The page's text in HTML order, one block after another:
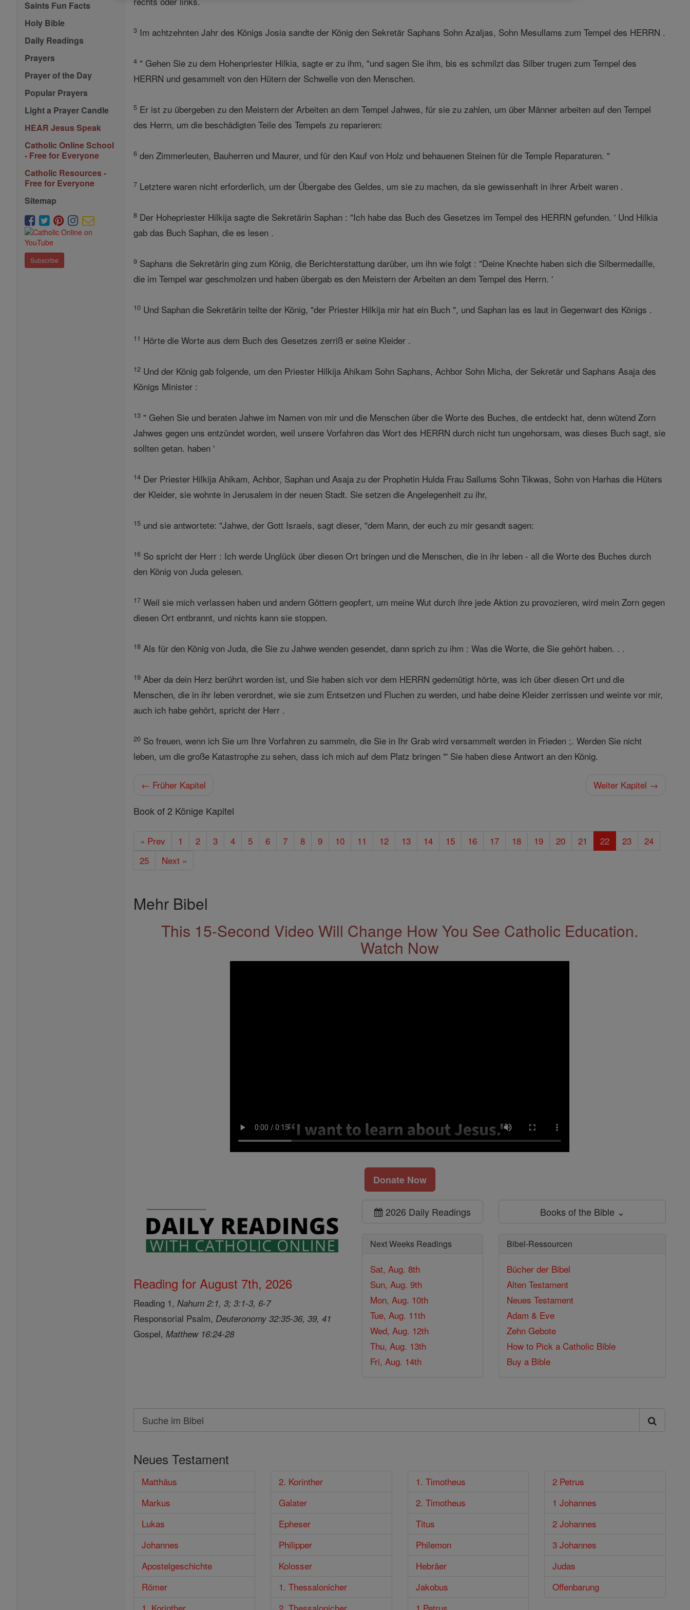
Saints Fun Facts
Holy Bible
Daily Readings
Prayers
Prayer of the Day
Popular Prayers
Light a Prayer Candle
HEAR Jesus Speak
Catholic Online School
- Free for Everyone
Catholic Resources -
Free for Everyone
Sitemap
Subscribe
3 Im achtzehnten Jahr des Königs Josia sandte der König den Sekretär Saphans Sohn Azaljas, Sohn Mesullams zum Tempel des HERRN .
4 " Gehen Sie zu dem Hohenpriester Hilkia, sagte er zu ihm, "und sagen Sie ihm, bis es schmilzt das Silber trugen zum Tempel des
HERRN und gesammelt von den Hütern der Schwelle von den Menschen.
5 Er ist zu übergeben zu den Meistern der Arbeiten an dem Tempel Jahwes, für sie zu zahlen, um über Männer arbeiten auf den Tempel
des Herrn, um die beschädigten Teile des Tempels zu reparieren:
6 den Zimmerleuten, Bauherren und Maurer, und für den Kauf von Holz und behauenen Steinen für die Temple Reparaturen. "
7 Letztere waren nicht erforderlich, um der Übergabe des Geldes, um sie zu machen, da sie gewissenhaft in ihrer Arbeit waren .
8 Der Hohepriester Hilkija sagte die Sekretärin Saphan : "Ich habe das Buch des Gesetzes im Tempel des HERRN gefunden. ' Und Hilkia
gab das Buch Saphan, die es lesen .
9 Saphans die Sekretärin ging zum König, die Berichterstattung darüber, um ihn wie folgt : "Deine Knechte haben sich die Silbermedaille,
die im Tempel war geschmolzen und haben übergab es den Meistern der Arbeiten an dem Tempel des Herrn. '
10 Und Saphan die Sekretärin teilte der König, "der Priester Hilkija mir hat ein Buch ", und Saphan las es laut in Gegenwart des Königs .
11 Hörte die Worte aus dem Buch des Gesetzes zerriß er seine Kleider .
12 Und der König gab folgende, um den Priester Hilkija Ahikam Sohn Saphans, Achbor Sohn Micha, der Sekretär und Saphans Asaja des
Königs Minister :
13 " Gehen Sie und beraten Jahwe im Namen von mir und die Menschen über die Worte des Buches, die entdeckt hat, denn wütend Zorn
Jahwes gegen uns entzündet worden, weil unsere Vorfahren das Wort des HERRN durch nicht tun ungehorsam, was dieses Buch sagt, sie
sollten getan. haben '
14 Der Priester Hilkija Ahikam, Achbor, Saphan und Asaja zu der Prophetin Hulda Frau Sallums Sohn Tikwas, Sohn von Harhas die Hüters
der Kleider, sie wohnte in Jerusalem in der neuen Stadt. Sie setzen die Angelegenheit zu ihr,
15 und sie antwortete: "Jahwe, der Gott Israels, sagt dieser, "dem Mann, der euch zu mir gesandt sagen:
16 So spricht der Herr : Ich werde Unglück über diesen Ort bringen und die Menschen, die in ihr leben - all die Worte des Buches durch
den König von Juda gelesen.
17 Weil sie mich verlassen haben und andern Göttern geopfert, um meine Wut durch ihre jede Aktion zu provozieren, wird mein Zorn gegen
diesen Ort entbrannt, und nichts kann sie stoppen.
18 Als für den König von Juda, die Sie zu Jahwe wenden gesendet, dann sprich zu ihm : Was die Worte, die Sie gehört haben. . .
19 Aber da dein Herz berührt worden ist, und Sie haben sich vor dem HERRN gedemütigt hörte, was ich über diesen Ort und die
Menschen, die in ihr leben verordnet, wie sie zum Entsetzen und Fluchen zu werden, und habe deine Kleider zerrissen und weinte vor mir,
auch ich habe gehört, spricht der Herr .
20 So freuen, wenn ich Sie um Ihre Vorfahren zu sammeln, die Sie in Ihr Grab wird versammelt werden in Frieden ;. Werden Sie nicht
leben, um die große Katastrophe zu sehen, dass ich mich auf dem Platz bringen "' Sie haben diese Antwort an den König.
← Früher Kapitel Weiter Kapitel →
Book of 2 Könige Kapitel
« Prev 1 2 3 4 5 6 7 8 9 10 11 12 13 14 15 16 17 18 19 20 21 22 23
24
25
Next »
Mehr Bibel
This 15-Second Video Will Change How You See Catholic Education.
Watch Now
Donate Now
Reading for August 7th, 2026
Reading 1,Nahum 2:1, 3; 3:1-3, 6-7
Responsorial Psalm, Deuteronomy 32:35-36, 39, 41
Gospel,Matthew 16:24-28
2026 Daily Readings
Next Weeks Readings
Sat, Aug. 8th
Sun, Aug. 9th
Mon, Aug. 10th
Tue, Aug. 11th
Wed, Aug. 12th
Thu, Aug. 13th
Fri, Aug. 14th
Books of the Bible ⌄
Bibel-Ressourcen
Bücher der Bibel
Alten Testament
Neues Testament
Adam & Eve
Zehn Gebote
How to Pick a Catholic Bible
Buy a Bible
Search
Suche
Bibel
Neues Testament
Matthäus
Markus
Lukas
Johannes
Apostelgeschichte
Römer
2. Korinther
Galater
Epheser
Philipper
Kolosser
1. Thessalonicher
1. Timotheus
2. Timotheus
Titus
Philemon
Hebräer
Jakobus
2 Petrus
1 Johannes
2 Johannes
3 Johannes
Judas
Offenbarung